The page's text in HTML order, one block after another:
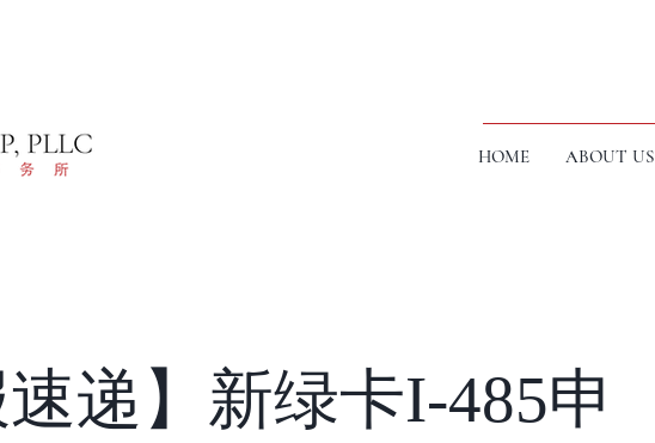
HOME ABOUT US
速递】新绿卡I-485申